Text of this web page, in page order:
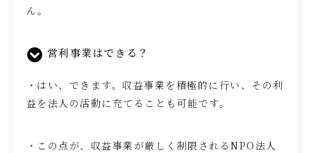
ん。
営利事業はできる？
・はい、できます。収益事業を積極的に行い、その利
益を法人の活動に充てることも可能です。
・この点が、収益事業が厳しく制限されるNPO法人